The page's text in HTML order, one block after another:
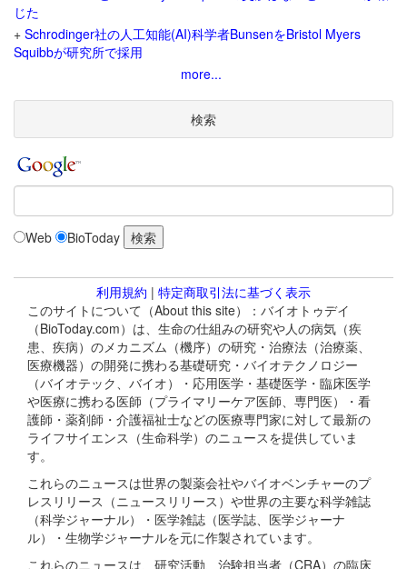
じた
+ Schrodinger社の人工知能(AI)科学者BunsenをBristol Myers
Squibbが研究所で採用
more...
検索
Web BioToday
利用規約 | 特定商取引法に基づく表示
このサイトについて（About this site）：バイオトゥデイ
（BioToday.com）は、生命の仕組みの研究や人の病気（疾
患、疾病）のメカニズム（機序）の研究・治療法（治療薬、
医療機器）の開発に携わる基礎研究・バイオテクノロジー
（バイオテック、バイオ）・応用医学・基礎医学・臨床医学
や医療に携わる医師（プライマリーケア医師、専門医）・看
護師・薬剤師・介護福祉士などの医療専門家に対して最新の
ライフサイエンス（生命科学）のニュースを提供していま
す。
これらのニュースは世界の製薬会社やバイオベンチャーのプ
レスリリース（ニュースリリース）や世界の主要な科学雑誌
（科学ジャーナル）・医学雑誌（医学誌、医学ジャーナ
ル）・生物学ジャーナルを元に作製されています。
これらのニュースは、研究活動、治験担当者（CRA）の臨床